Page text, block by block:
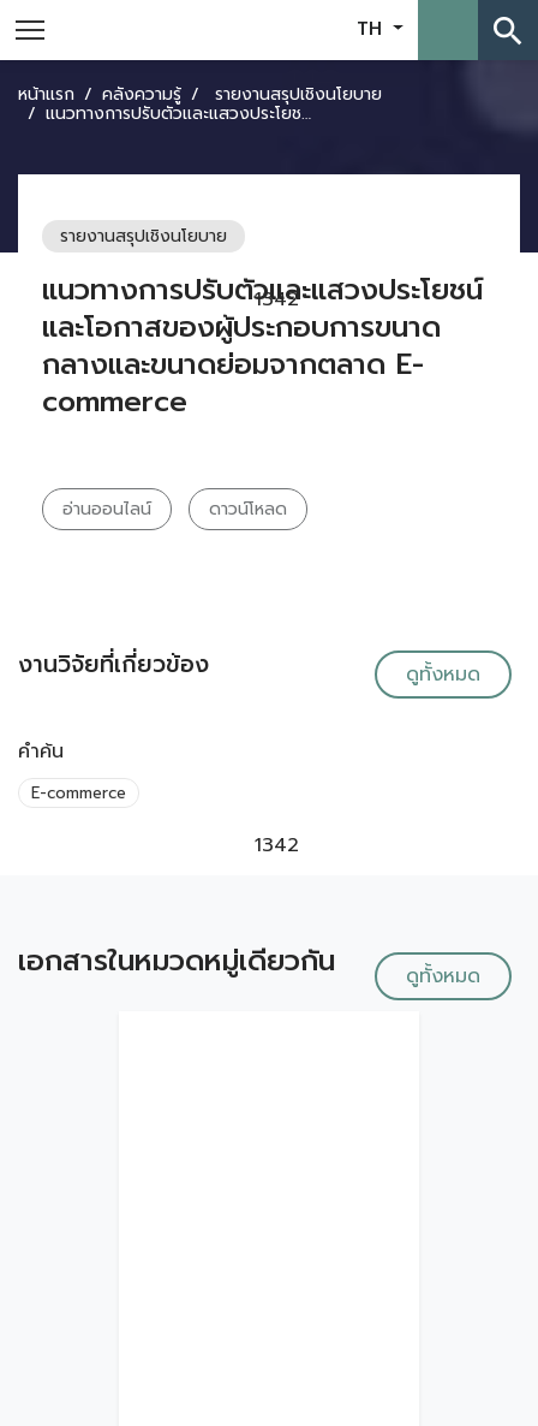
TH search
หน้าแรก คลังความรู้ รายงานสรุปเชิงนโยบาย
แนวทางการปรับตัวและแสวงประโยชน์และโอกาสของผู้ประกอบการขนาดกลางและขนาดย่อมจากตลาด E-commerce
รายงานสรุปเชิงนโยบาย
1342
แนวทางการปรับตัวและแสวงประโยชน์
และโอกาสของผู้ประกอบการขนาด
กลางและขนาดย่อมจากตลาด E-
commerce
อ่านออนไลน์ ดาวน์โหลด
งานวิจัยที่เกี่ยวข้อง ดูทั้งหมด
คำค้น
E-commerce
1342
เอกสารในหมวดหมู่เดียวกัน ดูทั้งหมด